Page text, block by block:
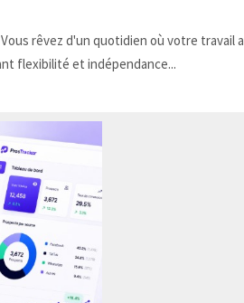
rêvez d'un quotidien où votre travail a
flexibilité et indépendance...